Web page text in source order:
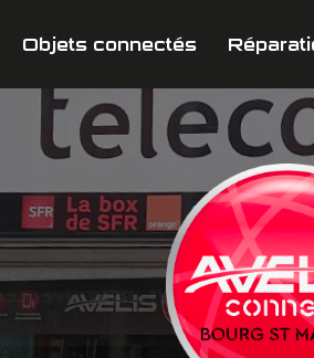
Objets connectés